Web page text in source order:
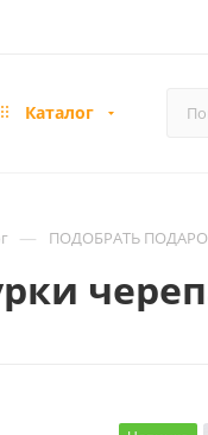
Каталог
— ПОДОБРАТЬ